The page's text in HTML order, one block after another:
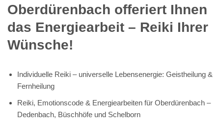
Oberdürenbach offeriert Ihnen
das Energiearbeit – Reiki Ihrer
Wünsche!
Individuelle Reiki – universelle Lebensenergie: Geistheilung &
Fernheilung
Reiki, Emotionscode & Energiearbeiten für Oberdürenbach –
Dedenbach, Büschhöfe und Schelborn